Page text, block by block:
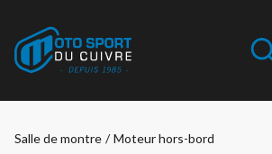
Salle de montre / Moteur hors-bord